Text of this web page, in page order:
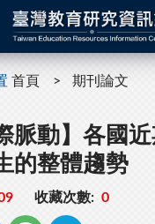
首頁 期刊論文
脈動】各國
的整體趨勢
收藏次數: 0